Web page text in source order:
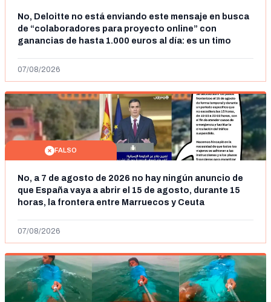
No, Deloitte no está enviando este mensaje en busca
de “colaboradores para proyecto online” con
ganancias de hasta 1.000 euros al día: es un timo
07/08/2026
FALSO
No, a 7 de agosto de 2026 no hay ningún anuncio de
que España vaya a abrir el 15 de agosto, durante 15
horas, la frontera entre Marruecos y Ceuta
07/08/2026